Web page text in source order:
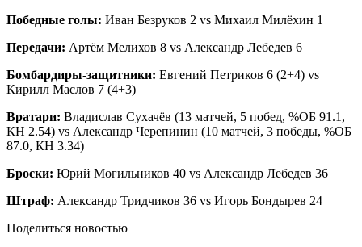
Победные голы: Иван Безруков 2 vs Михаил Милёхин 1
Передачи: Артём Мелихов 8 vs Александр Лебедев 6
Бомбардиры-защитники: Евгений Петриков 6 (2+4) vs
Кирилл Маслов 7 (4+3)
Вратари: Владислав Сухачёв (13 матчей, 5 побед, %ОБ 91.1,
КН 2.54) vs Александр Черепинин (10 матчей, 3 победы, %ОБ
87.0, КН 3.34)
Броски: Юрий Могильников 40 vs Александр Лебедев 36
Штраф: Александр Тридчиков 36 vs Игорь Бондырев 24
Поделиться новостью